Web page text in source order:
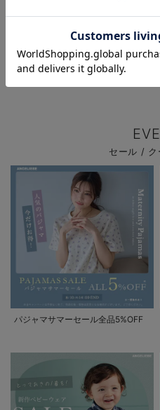
お気に入り商
セール / ク
パジャマサマーセール全品5%OFF